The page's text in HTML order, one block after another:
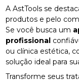
A AstTools se
produtos e pelo
Se você busca um
profissional
ou clínica estética,
solução ideal para
Transforme seus